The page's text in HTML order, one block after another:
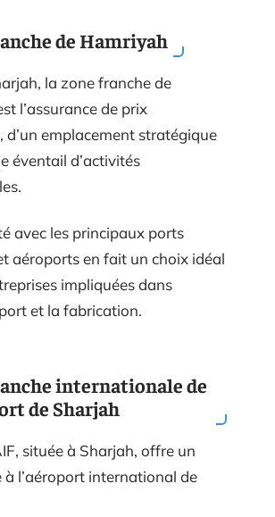
de Hamriyah
la zone franche de
l’assurance de prix
d’un emplacement stratégique
éventail d’activités
avec les principaux ports
aéroports en fait un choix idéal
impliquées dans
et la fabrication.
internationale de
de Sharjah
située à Sharjah, offre un
à l’aéroport international de